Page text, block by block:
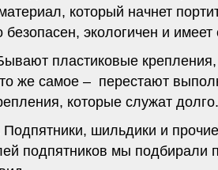
который начнет
безопасен, экологичен и
пластиковые
же самое – перестают
которые служат
Подпятники, шильдики и
подпятников мы подбирали